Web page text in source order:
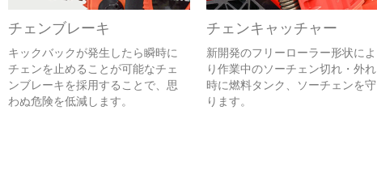
チェンブレーキ
キックバックが発生したら瞬時に
チェンを止めることが可能なチェ
ンブレーキを採用することで、思
わぬ危険を低減します。
チェンキャッチャー
新開発のフリーローラー形状によ
り作業中のソーチェン切れ・外れ
時に燃料タンク、ソーチェンを守
ります。